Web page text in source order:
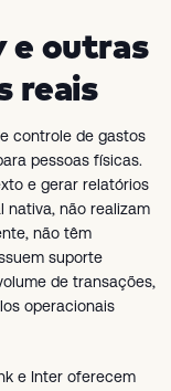
e outras
reais
controle de gastos
pessoas físicas.
e gerar relatórios
nativa, não realizam
não têm
suporte
de transações,
operacionais
e Inter oferecem